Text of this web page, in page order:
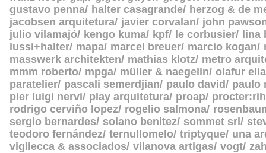
gustavo penna
halter casagrande
herzog & de
jacobsen arquitetura javier corvalan
john
julio vilamajó
kengo kuma kpf le corbusier
lina
lussi+halter mapa marcel breuer marcio kogan
masswerk architekten
mathias klotz metro
mmm roberto mpga müller & naegelin olafur
paratelier pascali semerdjian paulo david
paulo
pier luigi nervi
play arquitetura proap
rodrigo cerviño lopez rogelio salmona
sergio bernardes
solano benitez sommet srl
teodoro fernández ternullomelo triptyque una
vigliecca & associados vilanova artigas vogt